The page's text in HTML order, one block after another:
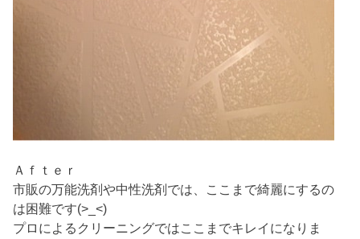
Ａｆｔｅｒ
市販の万能洗剤や中性洗剤では、ここまで綺麗にするの
は困難です(>_<)
プロによるクリーニングではここまでキレイになりま